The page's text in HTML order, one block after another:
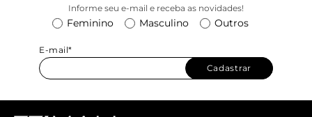
Informe seu e-mail e receba as novidades!
Feminino Masculino Outros
E-mail*
Cadastrar